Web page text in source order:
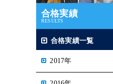
合格実績
RESULTS
合格実績一覧
2017年